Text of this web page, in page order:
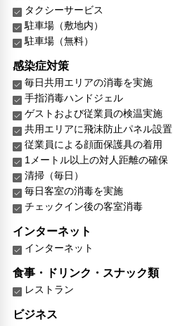
タクシーサービス
駐車場（敷地内）
駐車場（無料）
感染症対策
毎日共用エリアの消毒を実施
手指消毒ハンドジェル
ゲストおよび従業員の検温実施
共用エリアに飛沫防止パネル設置
従業員による顔面保護具の着用
1メートル以上の対人距離の確保
清掃（毎日）
毎日客室の消毒を実施
チェックイン後の客室消毒
インターネット
インターネット
食事・ドリンク・スナック類
レストラン
ビジネス